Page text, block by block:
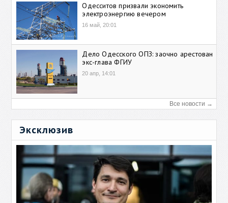
Одесситов призвали экономить
электроэнергию вечером
16 май, 20:01
Дело Одесского ОПЗ: заочно арестован
экс-глава ФГИУ
20 апр, 14:01
Все новости →
Эксклюзив